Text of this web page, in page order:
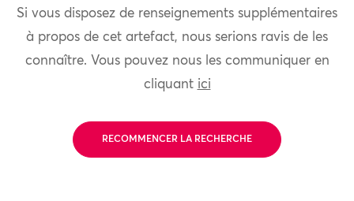
Si vous disposez de renseignements supplémentaires
à propos de cet artefact, nous serions ravis de les
connaître. Vous pouvez nous les communiquer en
cliquant ici
RECOMMENCER LA RECHERCHE